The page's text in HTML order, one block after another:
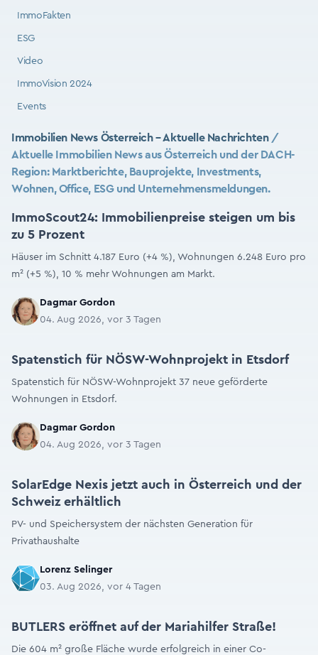
ImmoFakten
ESG
Video
ImmoVision 2024
Events
Immobilien News Österreich – Aktuelle Nachrichten /
Aktuelle Immobilien News aus Österreich und der DACH-
Region: Marktberichte, Bauprojekte, Investments,
Wohnen, Office, ESG und Unternehmensmeldungen.
ImmoScout24: Immobilienpreise steigen um bis
zu 5 Prozent
Häuser im Schnitt 4.187 Euro (+4 %), Wohnungen 6.248 Euro pro
m² (+5 %), 10 % mehr Wohnungen am Markt.
Dagmar Gordon
04. Aug 2026, vor 3 Tagen
Spatenstich für NÖSW-Wohnprojekt in Etsdorf
Spatenstich für NÖSW-Wohnprojekt 37 neue geförderte
Wohnungen in Etsdorf.
Dagmar Gordon
04. Aug 2026, vor 3 Tagen
SolarEdge Nexis jetzt auch in Österreich und der
Schweiz erhältlich
PV- und Speichersystem der nächsten Generation für
Privathaushalte
Lorenz Selinger
03. Aug 2026, vor 4 Tagen
BUTLERS eröffnet auf der Mariahilfer Straße!
Die 604 m² große Fläche wurde erfolgreich in einer Co-